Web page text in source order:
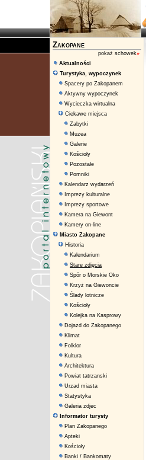
Zakopane
pokaż schowek»
Aktualności
Turystyka, wypoczynek
Spacery po Zakopanem
Aktywny wypoczynek
Wycieczka wirtualna
Ciekawe miejsca
Zabytki
Muzea
Galerie
Kościoły
Pozostałe
Pomniki
Kalendarz wydarzeń
Imprezy kulturalne
Imprezy sportowe
Kamera na Giewont
Kamery on-line
Miasto Zakopane
Historia
Kalendarium
Stare zdjęcia
Spór o Morskie Oko
Krzyż na Giewoncie
Ślady lotnicze
Kościoły
Kolejka na Kasprowy
Dojazd do Zakopanego
Klimat
Folklor
Kultura
Architektura
Powiat tatrzanski
Urzad miasta
Statystyka
Galeria zdjec
Informator turysty
Plan Zakopanego
Apteki
Kościoły
Banki / Bankomaty